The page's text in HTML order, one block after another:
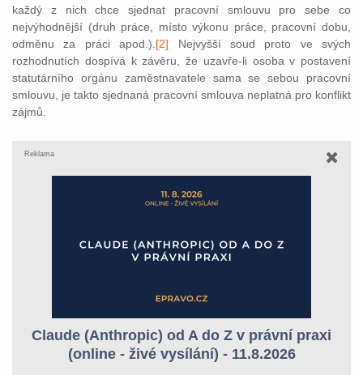
každý z nich chce sjednat pracovní smlouvu pro sebe co
nejvýhodnější (druh práce, místo výkonu práce, pracovní dobu,
odměnu za práci apod.). [2] Nejvyšší soud proto ve svých
rozhodnutích dospívá k závěru, že uzavře-li osoba v postavení
statutárního orgánu zaměstnavatele sama se sebou pracovní
smlouvu, je takto sjednaná pracovní smlouva neplatná pro konflikt
zájmů.
Reklama
Claude (Anthropic) od A do Z v právní praxi
(online - živé vysílání) - 11.8.2026